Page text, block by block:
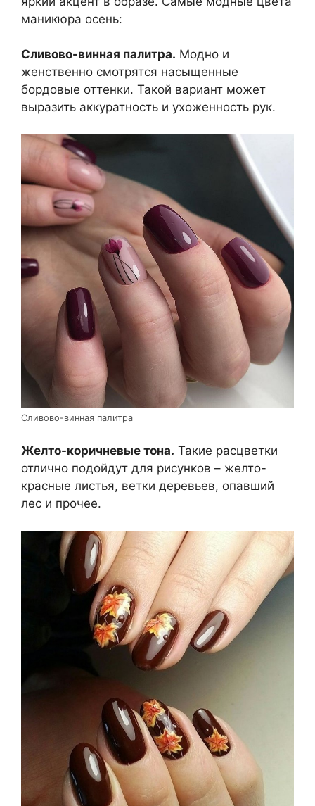
маникюра осень:
Сливово-винная палитра. Модно и
женственно смотрятся насыщенные
бордовые оттенки. Такой вариант может
выразить аккуратность и ухоженность рук.
Сливово-винная палитра
Желто-коричневые тона. Такие расцветки
отлично подойдут для рисунков – желто-
красные листья, ветки деревьев, опавший
лес и прочее.